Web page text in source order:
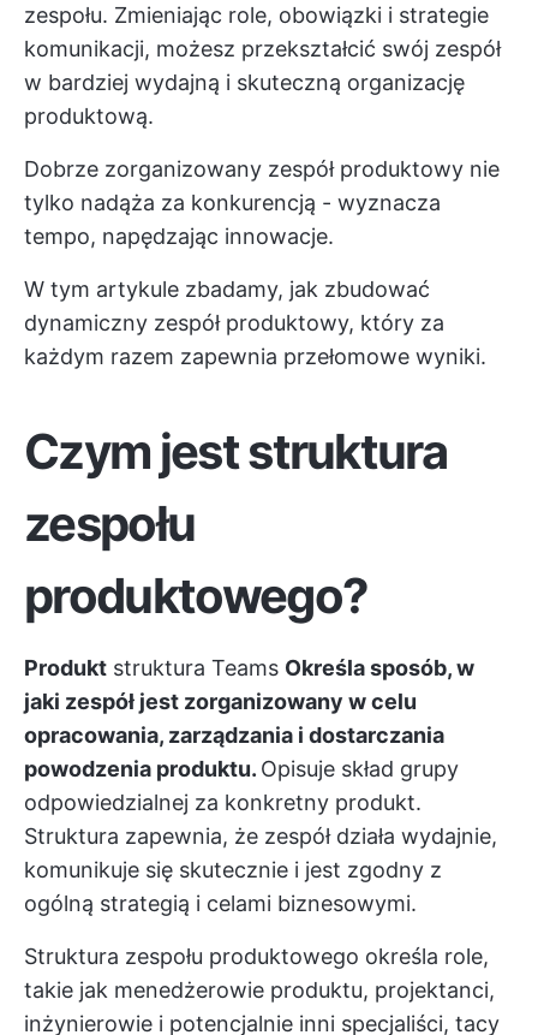
zespołu. Zmieniając role, obowiązki i strategie
komunikacji, możesz przekształcić swój zespół
w bardziej wydajną i skuteczną organizację
produktową.
Dobrze zorganizowany zespół produktowy nie
tylko nadąża za konkurencją - wyznacza
tempo, napędzając innowacje.
W tym artykule zbadamy, jak zbudować
dynamiczny zespół produktowy, który za
każdym razem zapewnia przełomowe wyniki.
Czym jest struktura
zespołu
produktowego?
Produkt struktura Teams Określa sposób, w
jaki zespół jest zorganizowany w celu
opracowania, zarządzania i dostarczania
powodzenia produktu. Opisuje skład grupy
odpowiedzialnej za konkretny produkt.
Struktura zapewnia, że zespół działa wydajnie,
komunikuje się skutecznie i jest zgodny z
ogólną strategią i celami biznesowymi.
Struktura zespołu produktowego określa role,
takie jak menedżerowie produktu, projektanci,
inżynierowie i potencjalnie inni specjaliści, tacy